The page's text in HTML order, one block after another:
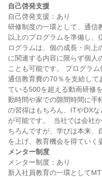
自己啓発支援
自己啓発支援：あり
研修制度の一環として、通信
以上のプログラムを準備し、
ログラムは、個の成長・向上
に関連する内容に限らず個人
ことも可能です。 プログラ
通信教育費の70％を支給して
ている500を超える動画研修
勤時間や家での隙間時間に手
の習得はもちろん、ITやDX
が可能です。  当社では会社
ちろんですが、学びは本来、
メンター制度
メンター制度：あり
新入社員教育の一環として